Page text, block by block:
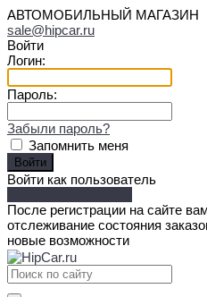
АВТОМОБИЛЬНЫЙ МАГАЗИН
sale@hipcar.ru
Войти
Логин:
Пароль:
Забыли пароль?
Запомнить меня
Войти как пользователь
После регистрации на сайте
отслеживание состояния
новые возможности